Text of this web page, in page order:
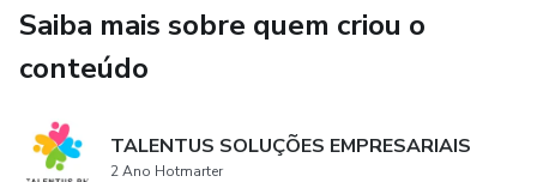
negócio, pois proporciona uma visão externa e imparcial,
além de conhecimentos especializados que podem fazer a
diferença na competitividade do empreendimento.
Portanto, se você é um microempreendedor em busca de
orientação e suporte para alavancar seu negócio, a
Saiba mais sobre quem criou o
conteúdo
TALENTUS SOLUÇÕES EMPRESARIAIS
2 Ano Hotmarter